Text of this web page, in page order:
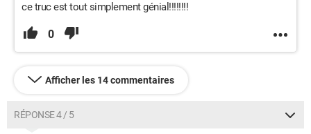
ce truc est tout simplement génial!!!!!!!!
0
Afficher les 14 commentaires
RÉPONSE 4 / 5